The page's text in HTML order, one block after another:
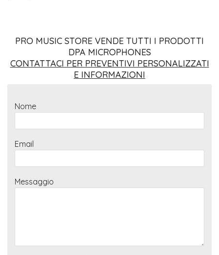
PRO MUSIC STORE VENDE TUTTI I PRODOTTI
DPA MICROPHONES
CONTATTACI PER PREVENTIVI PERSONALIZZATI
E INFORMAZIONI
Nome
Email
Messaggio